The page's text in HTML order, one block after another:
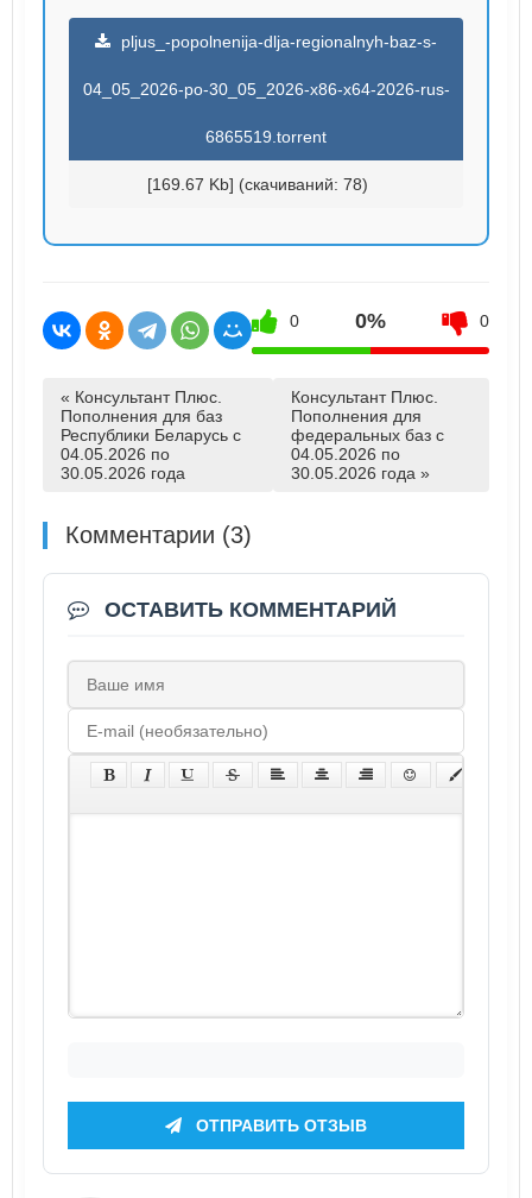
pljus_-popolnenija-dlja-regionalnyh-baz-s-
04_05_2026-po-30_05_2026-x86-x64-2026-rus-
6865519.torrent
[169.67 Kb] (cкачиваний: 78)
0 0% 0
« Консультант Плюс.
Пополнения для баз
Республики Беларусь с
04.05.2026 по
30.05.2026 года
Консультант Плюс.
Пополнения для
федеральных баз с
04.05.2026 по
30.05.2026 года »
Комментарии (3)
ОСТАВИТЬ КОММЕНТАРИЙ
ОТПРАВИТЬ ОТЗЫВ